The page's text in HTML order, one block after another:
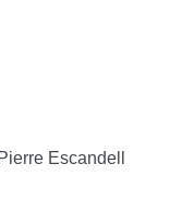
Escandell